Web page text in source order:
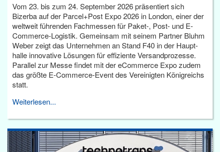
Vom 23. bis zum 24. September 2026 präsentiert sich
Bizerba auf der Parcel+Post Expo 2026 in London, einer der
weltweit führenden Fachmessen für Paket-, Post- und E-
Commerce-Logistik. Gemeinsam mit seinem Partner Bluhm
Weber zeigt das Unternehmen an Stand F40 in der Haupt­
halle innovative Lösungen für effiziente Versandprozesse.
Parallel zur Messe findet mit der eCommerce Expo zudem
das größte E-Commerce-Event des Vereinigten Königreichs
statt.
Weiterlesen...